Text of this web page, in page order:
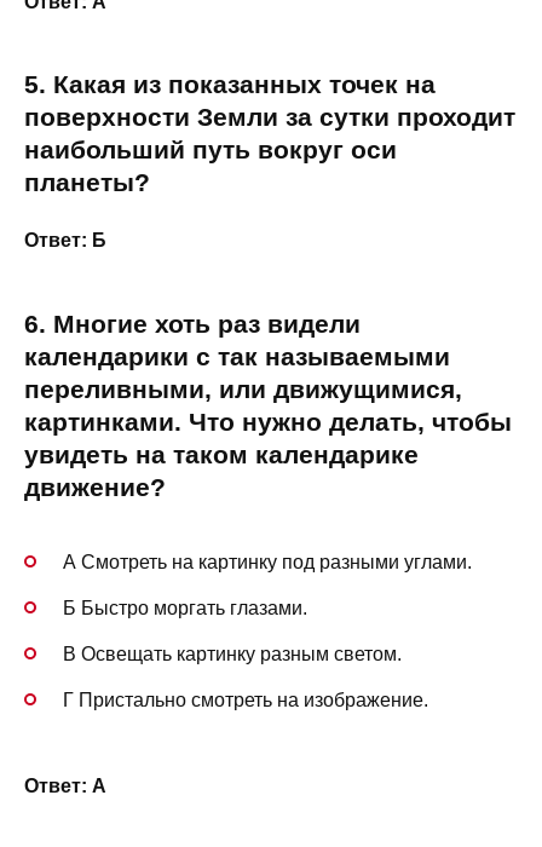
5. Какая из показанных точек на
поверхности Земли за сутки проходит
наибольший путь вокруг оси
планеты?
Ответ: Б
6. Многие хоть раз видели
календарики с так называемыми
переливными, или движущимися,
картинками. Что нужно делать, чтобы
увидеть на таком календарике
движение?
А Смотреть на картинку под разными углами.
Б Быстро моргать глазами.
В Освещать картинку разным светом.
Г Пристально смотреть на изображение.
Ответ: А